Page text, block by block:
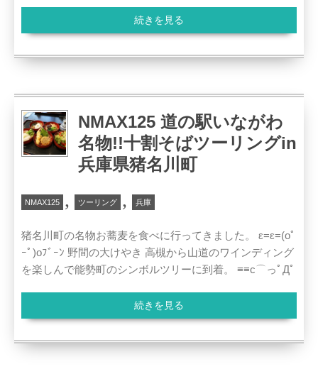
続きを見る
NMAX125 道の駅いながわ
名物!!十割そばツーリングin
兵庫県猪名川町
NMAX125 , ツーリング , 兵庫
猪名川町の名物お蕎麦を食べに行ってきました。 ε=ε=(oﾟ
ｰﾟ)oﾌﾞｰﾝ 野間の大けやき 高槻から山道のワインディング
を楽しんで能勢町のシンボルツリーに到着。 ≡≡c⌒っﾟДﾟ
続きを見る